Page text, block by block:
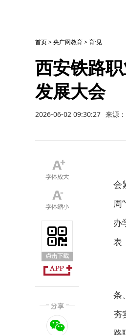
首页>央广网教育>育·见
西安铁路
发展大会
2026-06-02 09:30:27 来源
会
周
办
表
条
夯